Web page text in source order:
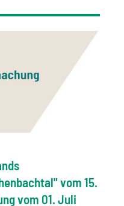
vom 15.
vom 01. Juli